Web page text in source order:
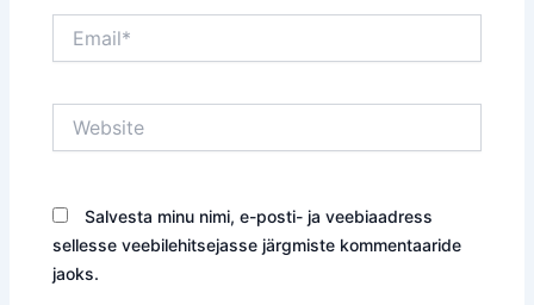
Salvesta minu nimi, e-posti- ja veebiaadress
sellesse veebilehitsejasse järgmiste kommentaaride
jaoks.